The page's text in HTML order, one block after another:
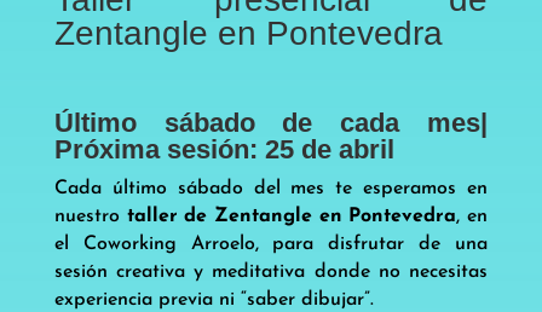
Zentangle en Pontevedra
Último sábado de cada mes|
Próxima sesión: 25 de abril
Cada último sábado del mes te esperamos en
nuestro taller de Zentangle en Pontevedra, en
el Coworking Arroelo, para disfrutar de una
sesión creativa y meditativa donde no necesitas
experiencia previa ni “saber dibujar”.